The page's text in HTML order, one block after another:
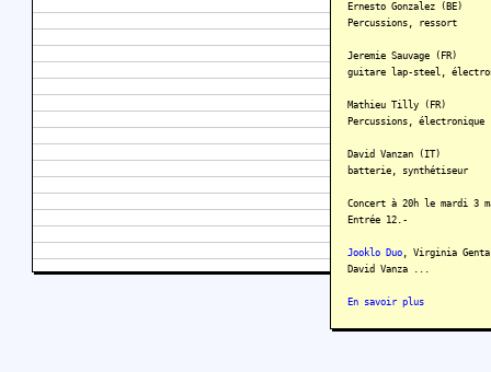
Ernesto Gonzalez (BE)
Percussions, ressort
Jeremie Sauvage (FR)
guitare lap-steel,
Mathieu Tilly (FR)
Percussions, électronique
David Vanzan (IT)
batterie, synthétiseur
Concert à 20h le mardi 3
Entrée 12.-
Jooklo Duo , Virginia
David Vanza ...
En savoir plus